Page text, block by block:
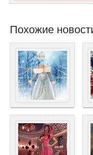
Похожие